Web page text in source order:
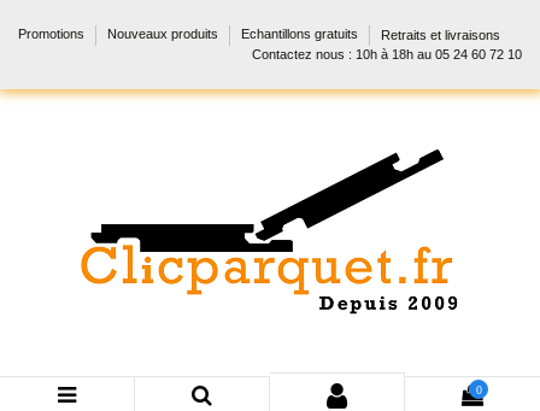
Promotions Nouveaux produits Echantillons gratuits
Retraits et livraisons
Contactez nous : 10h à 18h au 05 24 60 72 10
0